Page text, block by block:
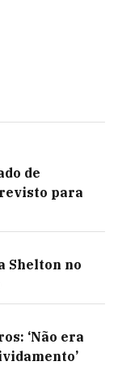
de
para
Shelton no
‘Não era